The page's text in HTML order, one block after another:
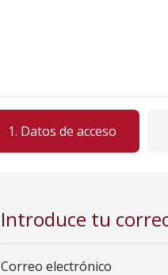
1. Datos de acceso
Introduce tu
Correo electrónico